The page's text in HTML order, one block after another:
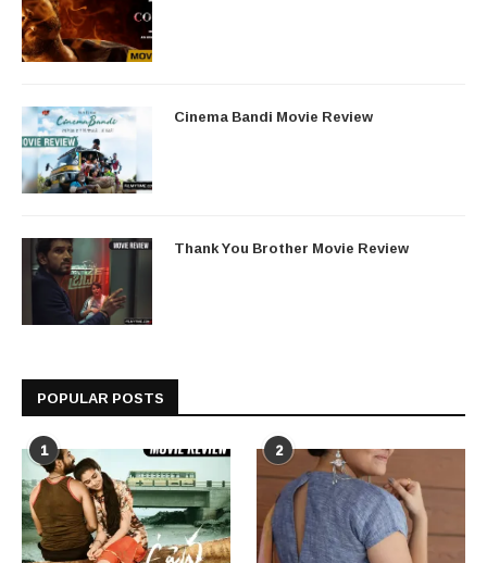
Cinema Bandi Movie Review
Thank You Brother Movie Review
POPULAR POSTS
1 2